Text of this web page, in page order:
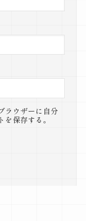
ラウザーに自分
保存する。